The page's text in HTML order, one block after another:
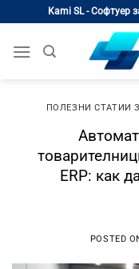
content
Kami SL - Софтуер
ПОЛЕЗНИ СТАТИИ
ERP: как
POSTED